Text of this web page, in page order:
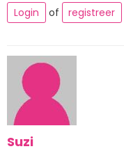
Login of registreer
Suzi